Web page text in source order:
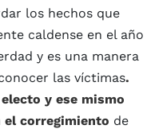
los hechos que
caldense en el año
y es una manera
las víctimas.
y ese mismo
el corregimiento de